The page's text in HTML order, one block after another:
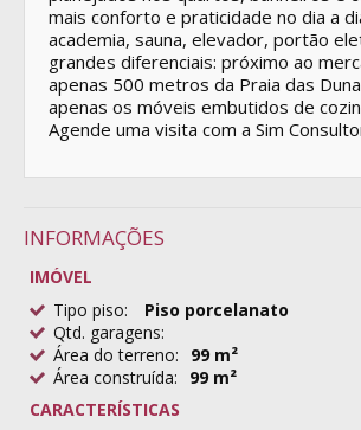
mais conforto e praticidade no dia a
academia, sauna, elevador, portão
grandes diferenciais: próximo ao
apenas 500 metros da Praia das
apenas os móveis embutidos de
Agende uma visita com a Sim
INFORMAÇÕES
IMÓVEL
Tipo piso:
Piso porcelanato
Qtd. garagens:
Área do terreno:
99 m²
Área construída:
99 m²
CARACTERÍSTICAS